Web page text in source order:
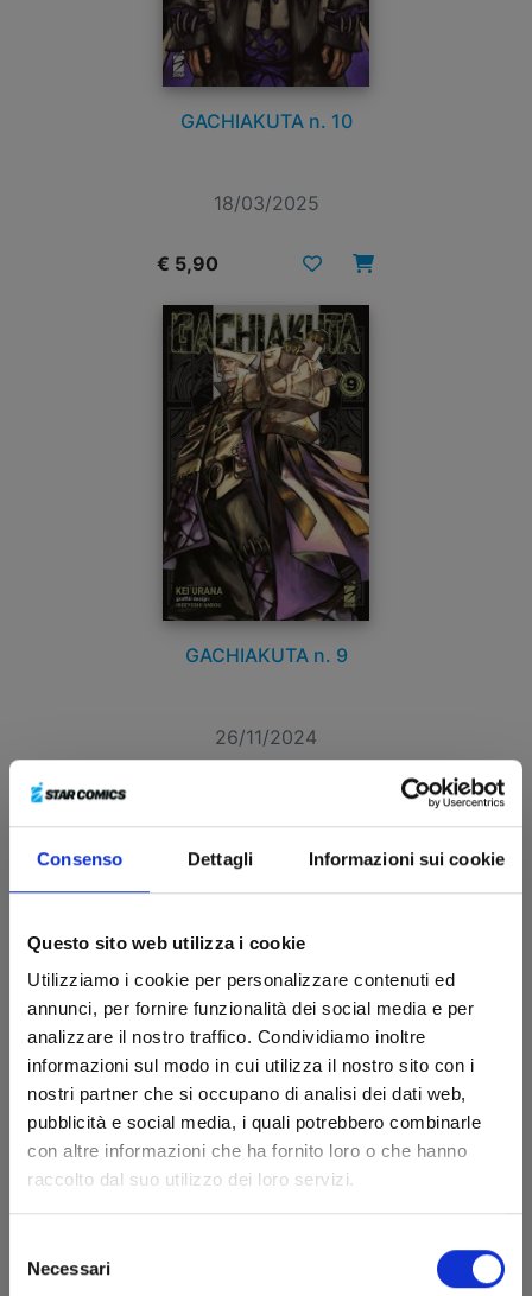
Consenso Dettagli Informazioni sui cookie
Questo sito web utilizza i cookie
Utilizziamo i cookie per personalizzare contenuti ed
annunci, per fornire funzionalità dei social media e per
analizzare il nostro traffico. Condividiamo inoltre
informazioni sul modo in cui utilizza il nostro sito con i
nostri partner che si occupano di analisi dei dati web,
pubblicità e social media, i quali potrebbero combinarle
con altre informazioni che ha fornito loro o che hanno
raccolto dal suo utilizzo dei loro servizi.
delNecessari
GACHIAKUTA n. 10
18/03/2025
€ 5,90
GACHIAKUTA n. 9
26/11/2024
GACHIAKUTA n. 8